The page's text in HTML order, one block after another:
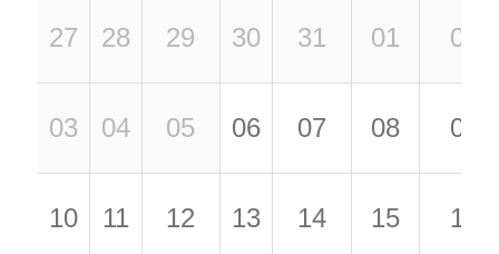
27 28 29 30 31 01 02
03 04 05 06 07 08 09
10 11 12 13 14 15 16